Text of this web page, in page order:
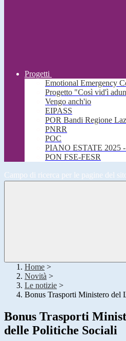
Progetti
Emotional Emergency
Progetto "Così vid'ì
Vengo anch'io
EIPASS
POR Bandi Regione
PNRR
POC
PIANO ESTATE 2025
PON FSE-FESR
Campo di ricerca per le pagine del
Home >
Novità >
Le notizie >
Bonus Trasporti Ministero del
Bonus Trasporti
delle Politiche Sociali